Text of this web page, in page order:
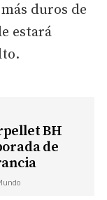
duros de
estará
BH
de